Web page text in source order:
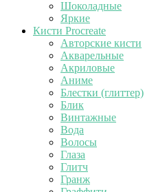
Шоколадные
Яркие
Кисти Procreate
Авторские кисти
Акварельные
Акриловые
Аниме
Блестки (глиттер)
Блик
Винтажные
Вода
Волосы
Глаза
Глитч
Гранж